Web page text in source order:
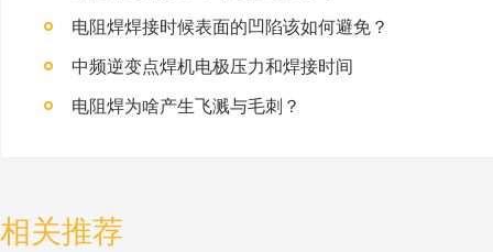
电阻焊焊接时候表面的凹陷该如何避免？
中频逆变点焊机电极压力和焊接时间
电阻焊为啥产生飞溅与毛刺？
相关推荐